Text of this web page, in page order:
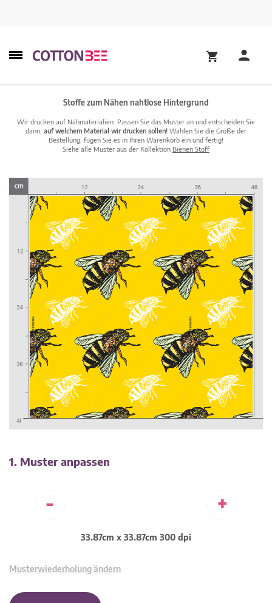
Stoffe zum Nähen nahtlose Hintergrund
Wir drucken auf Nähmaterialien. Passen Sie das Muster an und entscheiden Sie
dann, auf welchem Material wir drucken sollen! Wählen Sie die Größe der
Bestellung, fügen Sie es in Ihren Warenkorb ein und fertig!
Siehe alle Muster aus der Kollektion Bienen Stoff
1. Muster anpassen
- +
33.87cm x 33.87cm 300 dpi
Musterwiederholung ändern